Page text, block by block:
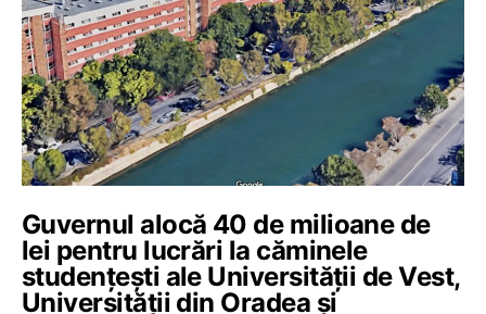
Guvernul alocă 40 de milioane de
lei pentru lucrări la căminele
studențești ale Universității de Vest,
Universității din Oradea și